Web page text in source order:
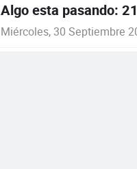
Algo esta pasando:
Miércoles, 30 Septiembre